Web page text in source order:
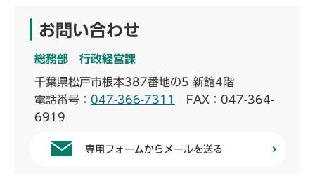
お問い合わせ
総務部 行政経営課
千葉県松戸市根本387番地の5 新館4階
電話番号： 047-366-7311
FAX：047-364-
6919
専用フォームからメールを送る